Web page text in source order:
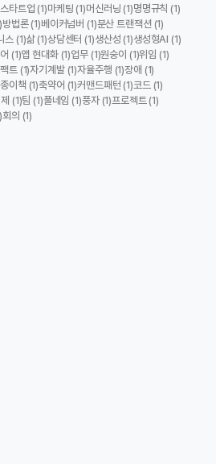
타트업 (1)마케팅 (1)머신러닝 (1)명명규칙 (1)
방법론 (1)베이커넘버 (1)분산 트랜잭션 (1)
스 (1)삶 (1)상담센터 (1)생산성 (1)생성형AI (1)
(1)앱 현대화 (1)업무 (1)원숭이 (1)위임 (1)
트 (1)자기계발 (1)자율주행 (1)장애 (1)
종이책 (1)축약어 (1)커맨드패턴 (1)코드 (1)
(1)팀 (1)풀네임 (1)풍자 (1)프로젝트 (1)
회의 (1)